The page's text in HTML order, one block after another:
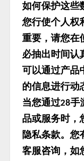
如何保护这些
您行使个人权
重要，请您在
必抽出时间认
可以通过产品
的信息进行动
当您通过28手
品或服务时，
隐私条款。您
客服咨询，如